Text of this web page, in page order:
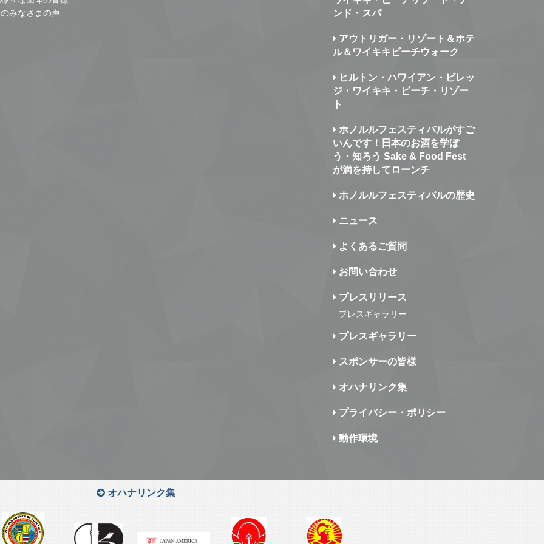
みなさまの声
ンド・スパ
アウトリガー・リゾート＆ホテ
ル＆ワイキキビーチウォーク
ヒルトン・ハワイアン・ビレッ
ジ・ワイキキ・ビーチ・リゾー
ト
ホノルルフェスティバルがすご
いんです！日本のお酒を学ぼ
う・知ろう Sake & Food Fest
が満を持してローンチ
ホノルルフェスティバルの歴史
ニュース
よくあるご質問
お問い合わせ
プレスリリース
プレスギャラリー
プレスギャラリー
スポンサーの皆様
オハナリンク集
プライバシー・ポリシー
動作環境
オハナリンク集